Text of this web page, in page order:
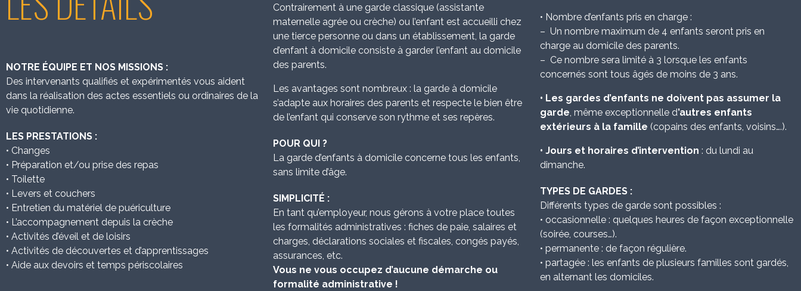
NOTRE ÉQUIPE ET NOS MISSIONS :
Des intervenants qualifiés et expérimentés vous aident
dans la réalisation des actes essentiels ou ordinaires de la
vie quotidienne.
LES PRESTATIONS :
• Changes
• Préparation et/ou prise des repas
• Toilette
• Levers et couchers
• Entretien du matériel de puériculture
• L’accompagnement depuis la crèche
• Activités d’éveil et de loisirs
• Activités de découvertes et d’apprentissages
• Aide aux devoirs et temps périscolaires
Contrairement à une garde classique (assistante
maternelle agrée ou crèche) ou l’enfant est accueilli chez
une tierce personne ou dans un établissement, la garde
d’enfant à domicile consiste à garder l’enfant au domicile
des parents.
Les avantages sont nombreux : la garde à domicile
s’adapte aux horaires des parents et respecte le bien être
de l’enfant qui conserve son rythme et ses repères.
POUR QUI ?
La garde d’enfants à domicile concerne tous les enfants,
sans limite d’âge.
SIMPLICITÉ :
En tant qu’employeur, nous gérons à votre place toutes
les formalités administratives : fiches de paie, salaires et
charges, déclarations sociales et fiscales, congés payés,
assurances, etc.
Vous ne vous occupez d’aucune démarche ou
formalité administrative !
• Nombre d’enfants pris en charge :
– Un nombre maximum de 4 enfants seront pris en
charge au domicile des parents.
– Ce nombre sera limité à 3 lorsque les enfants
concernés sont tous âgés de moins de 3 ans.
• Les gardes d’enfants ne doivent pas assumer la
garde, même exceptionnelle d’autres enfants
extérieurs à la famille (copains des enfants, voisins….).
• Jours et horaires d’intervention : du lundi au
dimanche.
TYPES DE GARDES :
Différents types de garde sont possibles :
• occasionnelle : quelques heures de façon exceptionnelle
(soirée, courses…).
• permanente : de façon régulière.
• partagée : les enfants de plusieurs familles sont gardés,
en alternant les domiciles.